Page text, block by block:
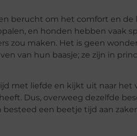
berucht om het comfort en de
en honden hebben vaak
zou maken. Het is geen
van hun baasje; ze zijn in
met liefde en kijkt uit naar het
Dus, overweeg dezelfde
een beetje tijd aan